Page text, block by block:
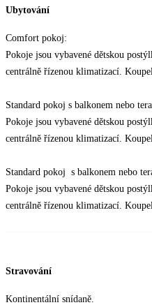
Ubytování
Comfort pokoj:
Pokoje jsou vybavené dětskou
centrálně řízenou klimatizací.
Standard pokoj s balkonem nebo
Pokoje jsou vybavené dětskou
centrálně řízenou klimatizací.
Standard pokoj s balkonem nebo
Pokoje jsou vybavené dětskou
centrálně řízenou klimatizací.
Stravování
Kontinentální snídaně.